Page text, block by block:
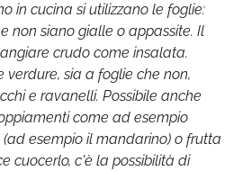
in cucina si utilizzano le foglie:
non siano gialle o appassite. Il
crudo come insalata.
sia a foglie che non,
e ravanelli. Possibile anche
come ad esempio
esempio il mandarino) o frutta
cuocerlo, c'è la possibilità di